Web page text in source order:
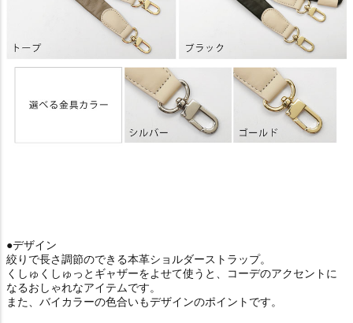
●デザイン
絞りで長さ調節のできる本革ショルダーストラップ。
くしゅくしゅっとギャザーをよせて使うと、コーデのアクセントに
なるおしゃれなアイテムです。
また、バイカラーの色合いもデザインのポイントです。